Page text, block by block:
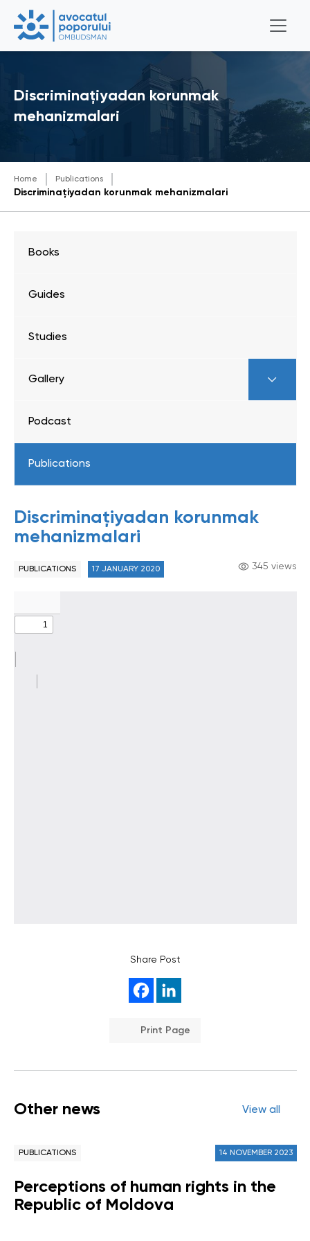
Discriminațiyadan korunmak
mehanizmalari
Home Publications
Discriminațiyadan korunmak mehanizmalari
Discriminațiyadan korunmak
mehanizmalari
PUBLICATIONS 17 JANUARY 2020 345 views
Share Post
Print Page
Other news View all
PUBLICATIONS 14 NOVEMBER 2023
Perceptions of human rights in the
Republic of Moldova
Books
Guides
Studies
Gallery
Podcast
Publications